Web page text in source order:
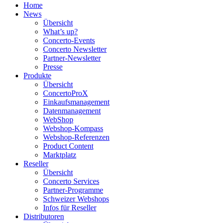
Home
News
Übersicht
What’s up?
Concerto-Events
Concerto Newsletter
Partner-Newsletter
Presse
Produkte
Übersicht
ConcertoProX
Einkaufsmanagement
Datenmanagement
WebShop
Webshop-Kompass
Webshop-Referenzen
Product Content
Marktplatz
Reseller
Übersicht
Concerto Services
Partner-Programme
Schweizer Webshops
Infos für Reseller
Distributoren